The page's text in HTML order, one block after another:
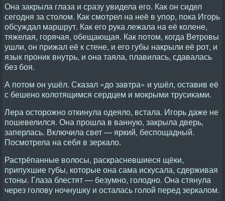
Она закрыла глаза и сразу увидела его. Как он сидел
сегодня за столом. Как смотрел на неё в упор, пока Игорь
обсуждал маршрут. Как его рука лежала на её колене,
тяжелая, горячая, обещающая. Как потом, когда Ветровы
ушли, он прижал её к стене, и его губы накрыли её рот, и
язык проник внутрь, и она таяла, плавилась, сдавалась
без боя.
А потом он ушёл. Сказал «до завтра» и ушёл, оставив её
с бешено колотящимся сердцем и мокрыми трусиками.
Лера осторожно откинула одеяло, встала. Игорь даже не
пошевелился. Она прошла в ванную, закрыла дверь,
заперлась. Включила свет — яркий, беспощадный.
Посмотрела на себя в зеркало.
Растрёпанные волосы, раскрасневшиеся щёки,
припухшие губы, которые она сама искусала, сдерживая
стоны. Глаза блестят — безумно, голодно. Она стянула
через голову ночнушку и осталась голой перед зеркалом.